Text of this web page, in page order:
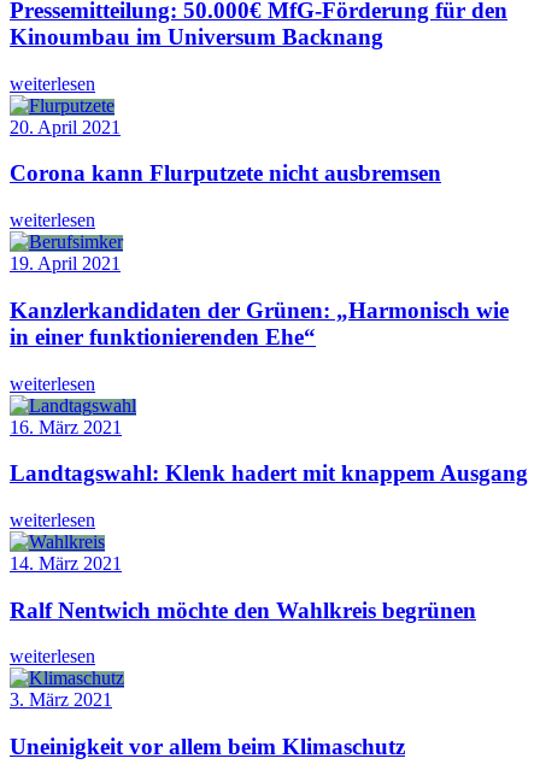
Pressemitteilung: 50.000€ MfG-Förderung für den
Kinoumbau im Universum Backnang
weiterlesen
20. April 2021
Corona kann Flurputzete nicht ausbremsen
weiterlesen
19. April 2021
Kanzlerkandidaten der Grünen: „Harmonisch wie
in einer funktionierenden Ehe“
weiterlesen
16. März 2021
Landtagswahl: Klenk hadert mit knappem Ausgang
weiterlesen
14. März 2021
Ralf Nentwich möchte den Wahlkreis begrünen
weiterlesen
3. März 2021
Uneinigkeit vor allem beim Klimaschutz